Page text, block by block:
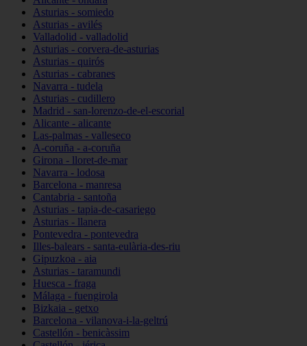
Asturias - somiedo
Asturias - avilés
Valladolid - valladolid
Asturias - corvera-de-asturias
Asturias - quirós
Asturias - cabranes
Navarra - tudela
Asturias - cudillero
Madrid - san-lorenzo-de-el-escorial
Alicante - alicante
Las-palmas - valleseco
A-coruña - a-coruña
Girona - lloret-de-mar
Navarra - lodosa
Barcelona - manresa
Cantabria - santoña
Asturias - tapia-de-casariego
Asturias - llanera
Pontevedra - pontevedra
Illes-balears - santa-eulària-des-riu
Gipuzkoa - aia
Asturias - taramundi
Huesca - fraga
Málaga - fuengirola
Bizkaia - getxo
Barcelona - vilanova-i-la-geltrú
Castellón - benicàssim